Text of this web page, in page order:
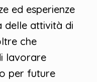
ed esperienze
delle attività di
che
lavorare
per future